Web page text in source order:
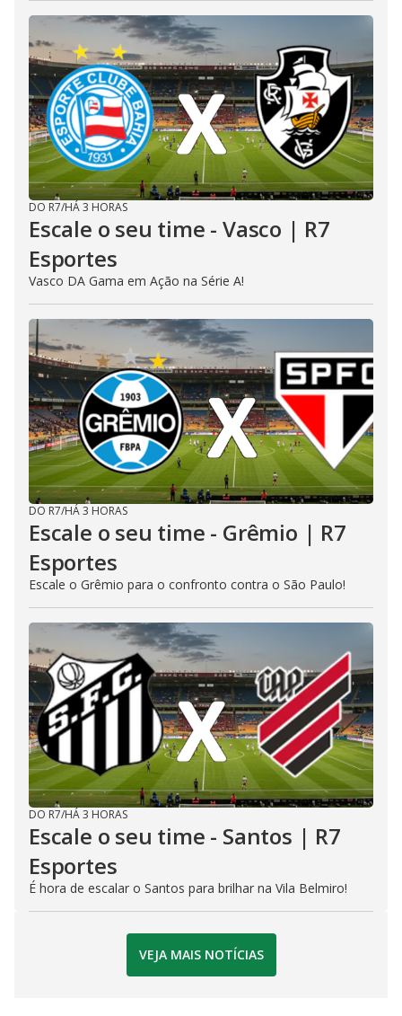
DO R7/HÁ 3 HORAS
Escale o seu time - Vasco | R7
Esportes
Vasco DA Gama em Ação na Série A!
DO R7/HÁ 3 HORAS
Escale o seu time - Grêmio | R7
Esportes
Escale o Grêmio para o confronto contra o São Paulo!
DO R7/HÁ 3 HORAS
Escale o seu time - Santos | R7
Esportes
É hora de escalar o Santos para brilhar na Vila Belmiro!
VEJA MAIS NOTÍCIAS